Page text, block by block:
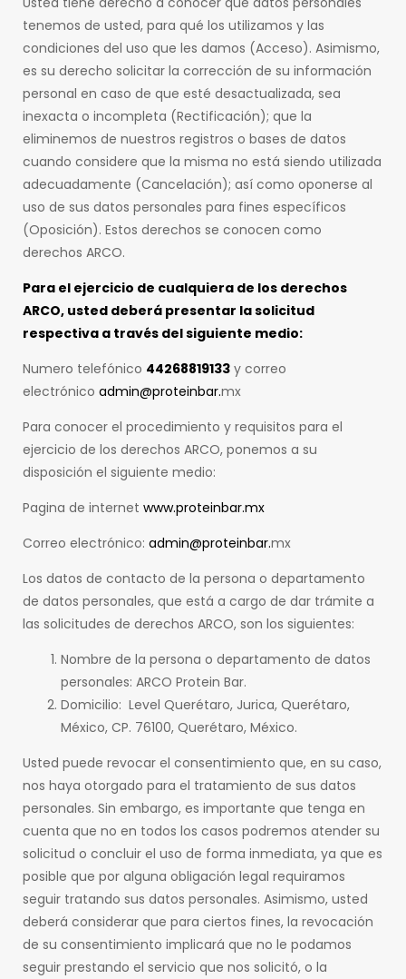
tenemos de usted, para qué los utilizamos y las
condiciones del uso que les damos (Acceso). Asimismo,
es su derecho solicitar la corrección de su información
personal en caso de que esté desactualizada, sea
inexacta o incompleta (Rectificación); que la
eliminemos de nuestros registros o bases de datos
cuando considere que la misma no está siendo utilizada
adecuadamente (Cancelación); así como oponerse al
uso de sus datos personales para fines específicos
(Oposición). Estos derechos se conocen como
derechos ARCO.
Para el ejercicio de cualquiera de los derechos
ARCO, usted deberá presentar la solicitud
respectiva a través del siguiente medio:
Numero telefónico 44268819133 y correo
electrónico admin@proteinbar.mx
Para conocer el procedimiento y requisitos para el
ejercicio de los derechos ARCO, ponemos a su
disposición el siguiente medio:
Pagina de internet www.proteinbar.mx
Correo electrónico: admin@proteinbar.mx
Los datos de contacto de la persona o departamento
de datos personales, que está a cargo de dar trámite a
las solicitudes de derechos ARCO, son los siguientes:
Nombre de la persona o departamento de datos
personales: ARCO Protein Bar.
Domicilio: Level Querétaro, Jurica, Querétaro,
México, CP. 76100, Querétaro, México.
Usted puede revocar el consentimiento que, en su caso,
nos haya otorgado para el tratamiento de sus datos
personales. Sin embargo, es importante que tenga en
cuenta que no en todos los casos podremos atender su
solicitud o concluir el uso de forma inmediata, ya que es
posible que por alguna obligación legal requiramos
seguir tratando sus datos personales. Asimismo, usted
deberá considerar que para ciertos fines, la revocación
de su consentimiento implicará que no le podamos
seguir prestando el servicio que nos solicitó, o la